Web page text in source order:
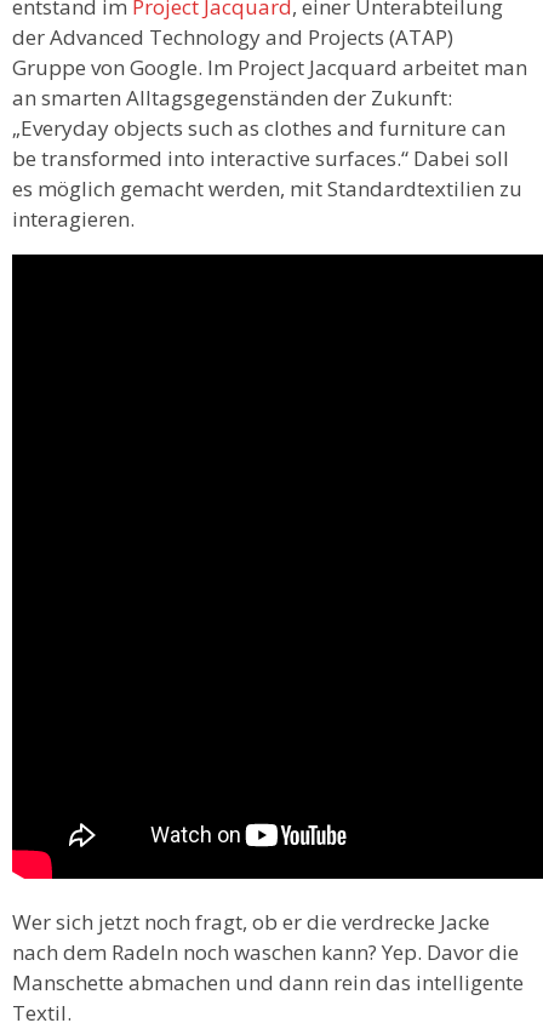
entstand im Project Jacquard, einer Unterabteilung
der Advanced Technology and Projects (ATAP)
Gruppe von Google. Im Project Jacquard arbeitet man
an smarten Alltagsgegenständen der Zukunft:
„Everyday objects such as clothes and furniture can
be transformed into interactive surfaces.“ Dabei soll
es möglich gemacht werden, mit Standardtextilien zu
interagieren.
Wer sich jetzt noch fragt, ob er die verdrecke Jacke
nach dem Radeln noch waschen kann? Yep. Davor die
Manschette abmachen und dann rein das intelligente
Textil.